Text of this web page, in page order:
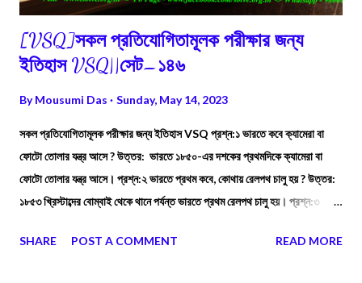
[VSQ]সকল প্রতিযোগিতামূলক পরীক্ষার জন্য
ইতিহাস VSQ||সেট–১৪৬
ByMousumi Das Sunday, May 14, 2023
সকল প্রতিযোগিতামূলক পরীক্ষার জন্য ইতিহাস VSQ প্রশ্ন:১ ভারতে কবে ক্যামেরা বা
ফোটো তোলার যন্ত্র আসে ? উত্তর: ভারতে ১৮৫০-এর দশকের প্রথমদিকে ক্যামেরা বা
ফোটো তোলার যন্ত্র আসে। প্রশ্ন:২ ভারতে প্রথম কবে, কোথায় রেলপথ চালু হয় ? উত্তর:
১৮৫৩ খ্রিস্টাব্দের বোম্বাই থেকে থানে পর্যন্ত ভারতে প্রথম রেলপথ চালু হয়। প্রশ্ন:৩
(ন্যাশনাল থিয়েটার) প্রতিষ্ঠিত হয় ১৮৭২ খ্রিস্টাব্দে।
SHARE POST A COMMENT READ MORE